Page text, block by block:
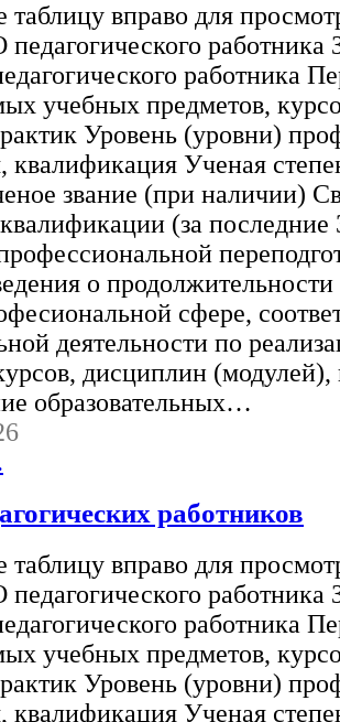
таблицу вправо для
работника
работника
учебных предметов,
Уровень (уровни)
квалификация Ученая
звание (при наличии)
(за последние
о
сфере,
деятельности по
дисциплин (модулей),
образовательных…
работников
таблицу вправо для
работника
работника
учебных предметов,
Уровень (уровни)
квалификация Ученая